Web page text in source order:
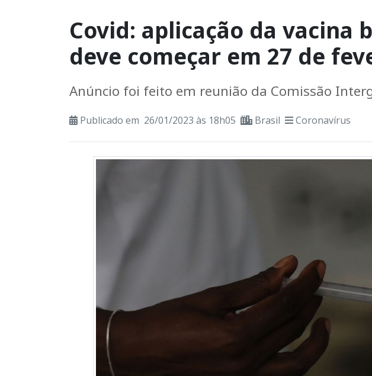
Covid: aplicação da vacina
deve começar em 27 de
Anúncio foi feito em reunião da Comissão
Publicado em 26/01/2023 às 18h05 Brasil Coronavírus